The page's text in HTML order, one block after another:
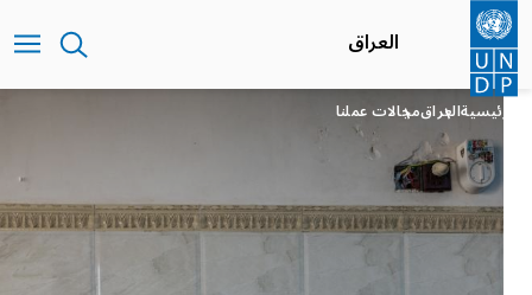
تجاوز
إلى
المحتوى
الرئيسي
العراق
الرئيسيةالعراقمجالات عملنا